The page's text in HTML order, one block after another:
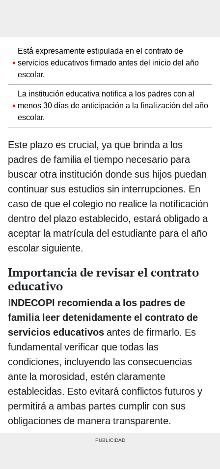
Está expresamente estipulada en el contrato de
servicios educativos firmado antes del inicio del año
escolar.
La institución educativa notifica a los padres con al
menos 30 días de anticipación a la finalización del año
escolar.
Este plazo es crucial, ya que brinda a los
padres de familia el tiempo necesario para
buscar otra institución donde sus hijos puedan
continuar sus estudios sin interrupciones. En
caso de que el colegio no realice la notificación
dentro del plazo establecido, estará obligado a
aceptar la matrícula del estudiante para el año
escolar siguiente.
Importancia de revisar el contrato
educativo
INDECOPI recomienda a los padres de
familia leer detenidamente el contrato de
servicios educativos antes de firmarlo. Es
fundamental verificar que todas las
condiciones, incluyendo las consecuencias
ante la morosidad, estén claramente
establecidas. Esto evitará conflictos futuros y
permitirá a ambas partes cumplir con sus
obligaciones de manera transparente.